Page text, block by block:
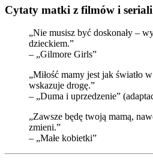
Cytaty matki z filmów i seriali
„Nie musisz być doskonały –
dzieckiem.”
– „Gilmore Girls”
„Miłość mamy jest jak światło
wskazuje drogę.”
– „Duma i uprzedzenie”
„Zawsze będę twoją mamą,
zmieni.”
– „Małe kobietki”